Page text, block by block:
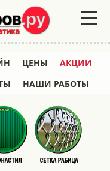
ЦЕНЫ
АКЦИИ
НАШИ РАБОТЫ